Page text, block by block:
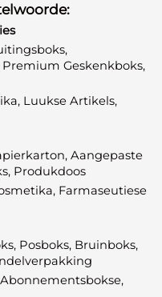
Geskenkboks,
Luukse Artikels,
Aangepaste
Produkdoos
Farmaseutiese
Posboks, Bruinboks,